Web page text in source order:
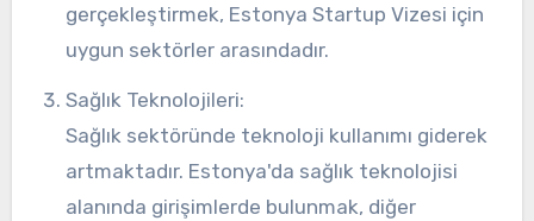
gerçekleştirmek, Estonya Startup Vizesi için
uygun sektörler arasındadır.
Sağlık Teknolojileri:
Sağlık sektöründe teknoloji kullanımı giderek
artmaktadır. Estonya'da sağlık teknolojisi
alanında girişimlerde bulunmak, diğer